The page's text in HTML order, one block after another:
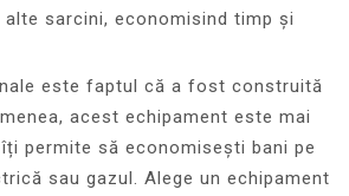
sarcini, economisind timp și
este faptul că a fost construită
acest echipament este mai
permite să economisești bani pe
sau gazul. Alege un echipament